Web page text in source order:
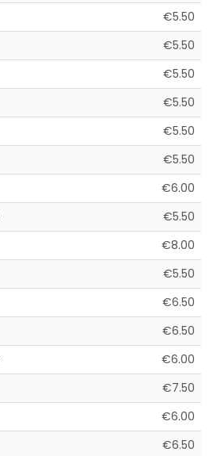
€5.50
€5.50
€5.50
€5.50
€5.50
€5.50
€6.00
€5.50
€8.00
€5.50
€6.50
€6.50
€6.00
€7.50
€6.00
€6.50